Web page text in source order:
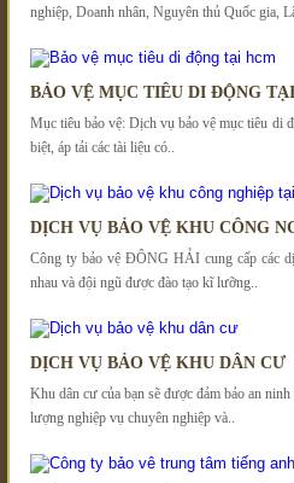
nghiệp, Doanh nhân, Nguyên thủ Quốc gia,
BẢO VỆ MỤC TIÊU DI ĐỘNG
Mục tiêu bảo vệ: Dịch vụ bảo vệ mục tiêu di
biệt, áp tải các tài liệu có..
DỊCH VỤ BẢO VỆ KHU CÔNG
Công ty bảo vệ ĐÔNG HẢI cung cấp các
nhau và đội ngũ được đào tạo kĩ lưỡng..
DỊCH VỤ BẢO VỆ KHU DÂN CƯ
Khu dân cư của bạn sẽ được đảm bảo an
lượng nghiệp vụ chuyên nghiệp và..